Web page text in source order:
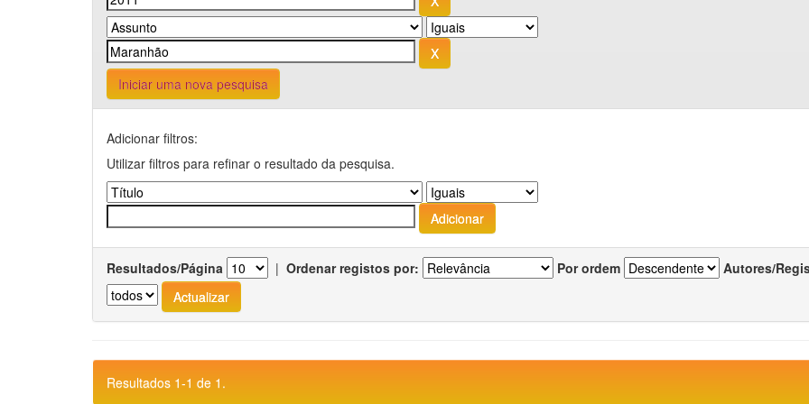
Iniciar uma nova pesquisa
Adicionar filtros:
Utilizar filtros para refinar o resultado da pesquisa.
Resultados/Página | Ordenar registos por: Por ordem Autores/
Resultados 1-1 de 1.